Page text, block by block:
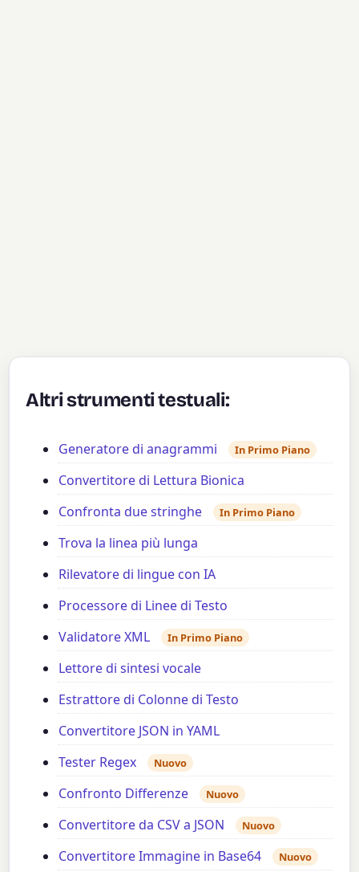
Altri strumenti testuali:
Generatore di anagrammi In Primo Piano
Convertitore di Lettura Bionica
Confronta due stringhe
In Primo Piano
Trova la linea più lunga
Rilevatore di lingue con IA
Processore di Linee di Testo
Validatore XML
In Primo Piano
Lettore di sintesi vocale
Estrattore di Colonne di Testo
Convertitore JSON in YAML
Tester Regex
Nuovo
Confronto Differenze Nuovo
Convertitore da CSV a JSON Nuovo
Convertitore Immagine in Base64 Nuovo